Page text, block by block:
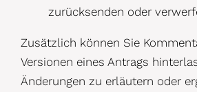
zurücksenden oder
Zusätzlich können Sie
Versionen eines Antrags
Änderungen zu erläutern oder